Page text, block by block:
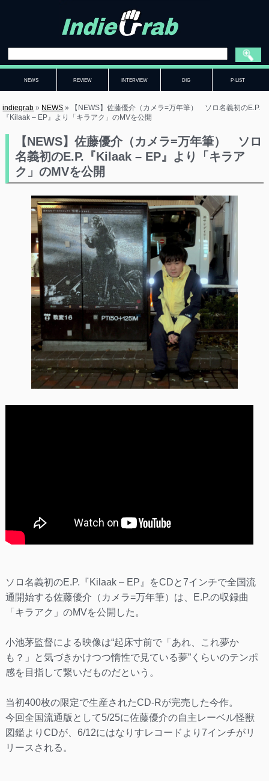
NEWS REVIEW INTERVIEW DIG P-LIST
indiegrab » NEWS »
【NEWS】佐藤優介（カメラ=万年筆） ソロ名義初のE.P.
『Kilaak – EP』より「キラアク」のMVを公開
【NEWS】佐藤優介（カメラ=万年筆） ソロ
名義初のE.P.『Kilaak – EP』より「キラア
ク」のMVを公開
ソロ名義初のE.P.『Kilaak – EP』をCDと7インチで全国流
通開始する佐藤優介（カメラ=万年筆）は、E.P.の収録曲
「キラアク」のMVを公開した。
小池茅監督による映像は“起床寸前で「あれ、これ夢か
も？」と気づきかけつつ惰性で見ている夢”くらいのテンポ
感を目指して繋いだものだという。
当初400枚の限定で生産されたCD-Rが完売した今作。
今回全国流通版として5/25に佐藤優介の自主レーベル怪獣
図鑑よりCDが、6/12にはなりすレコードより7インチがリ
リースされる。